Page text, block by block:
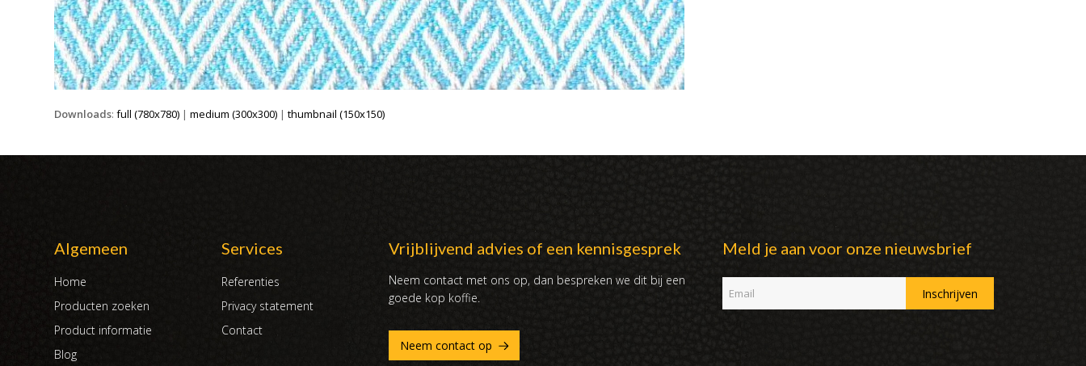
Downloads:full (780x780) |medium (300x300) |thumbnail (150x150)
Algemeen
Home
Producten zoeken
Product informatie
Blog
Services
Referenties
Privacy statement
Contact
Vrijblijvend advies of een kennisgesprek
Neem contact met ons op, dan bespreken we dit bij een
goede kop koffie.
Neem contact op
Meld je aan voor onze nieuwsbrief